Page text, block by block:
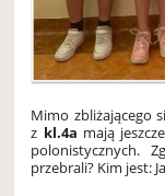
Mimo zbliżającego
z kl.4a mają
polonistycznych.
przebrali? Kim jest: